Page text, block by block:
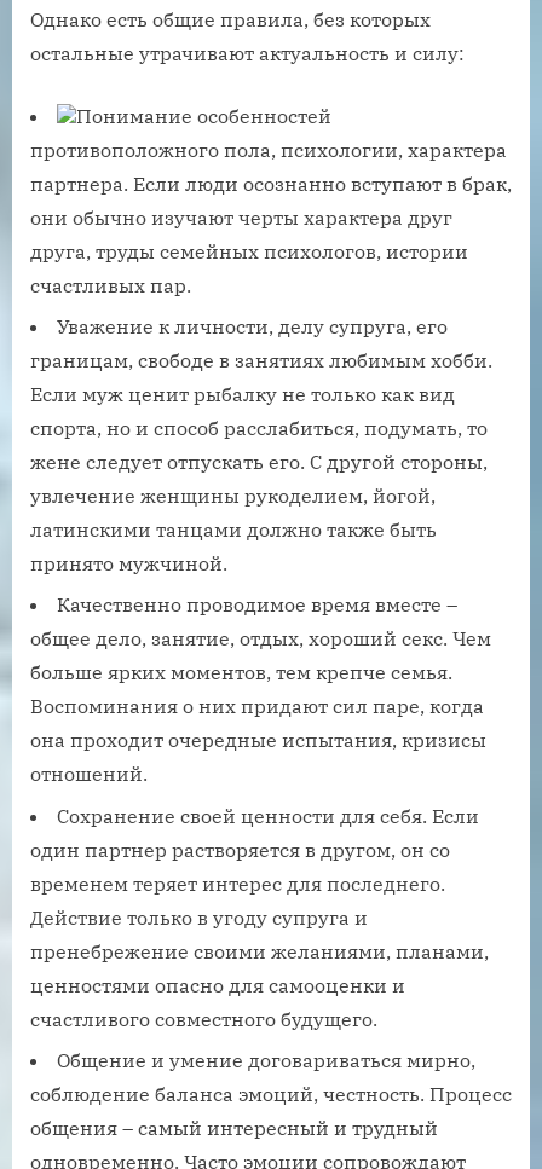
Однако есть общие правила, без которых
остальные утрачивают актуальность и силу:
Понимание особенностей
противоположного пола, психологии, характера
партнера. Если люди осознанно вступают в брак,
они обычно изучают черты характера друг
друга, труды семейных психологов, истории
счастливых пар.
Уважение к личности, делу супруга, его
границам, свободе в занятиях любимым хобби.
Если муж ценит рыбалку не только как вид
спорта, но и способ расслабиться, подумать, то
жене следует отпускать его. С другой стороны,
увлечение женщины рукоделием, йогой,
латинскими танцами должно также быть
принято мужчиной.
Качественно проводимое время вместе –
общее дело, занятие, отдых, хороший секс. Чем
больше ярких моментов, тем крепче семья.
Воспоминания о них придают сил паре, когда
она проходит очередные испытания, кризисы
отношений.
Сохранение своей ценности для себя. Если
один партнер растворяется в другом, он со
временем теряет интерес для последнего.
Действие только в угоду супруга и
пренебрежение своими желаниями, планами,
ценностями опасно для самооценки и
счастливого совместного будущего.
Общение и умение договариваться мирно,
соблюдение баланса эмоций, честность. Процесс
общения – самый интересный и трудный
одновременно. Часто эмоции сопровождают